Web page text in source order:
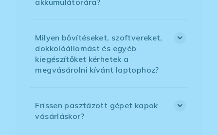
Milyen bővítéseket, szoftvereket,
dokkolóállomást és egyéb
kiegészítőket kérhetek a
megvásárolni kívánt laptophoz?
Frissen pasztázott gépet kapok
vásárláskor?